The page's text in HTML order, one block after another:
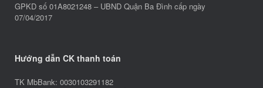
GPKD số 01A8021248 – UBND Quận Ba Đình cấp ngày
07/04/2017
Hướng dẫn CK thanh toán
TK MbBank: 0030103291182